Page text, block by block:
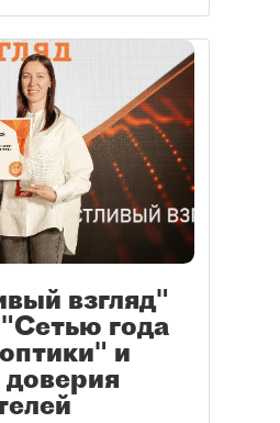
взгляд"
года
и